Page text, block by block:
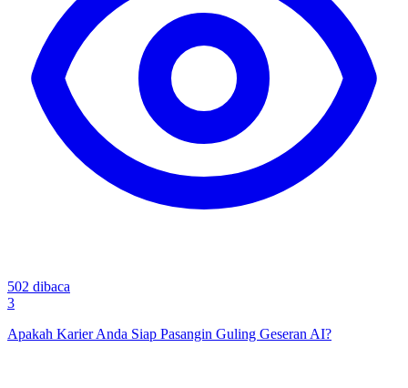
502 dibaca
3
Apakah Karier Anda Siap Pasangin Guling Geseran AI?